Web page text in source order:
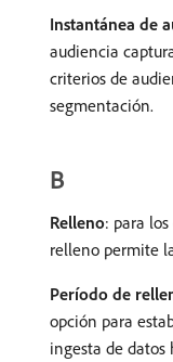
Instantánea de
audiencia
criterios de
segmentación.
B
Relleno: para
relleno permite
Período de
opción para
ingesta de datos